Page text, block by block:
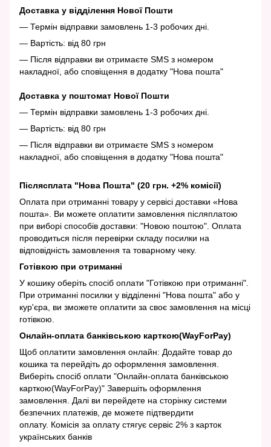
Доставка у відділення Нової Пошти
— Термін відправки замовлень 1-3 робочих дні.
— Вартість: від 80 грн
— Після відправки ви отримаєте SMS з номером
накладної, або сповіщення в додатку "Нова пошта"
Доставка у поштомат Нової Пошти
— Термін відправки замовлень 1-3 робочих дні.
— Вартість: від 80 грн
— Після відправки ви отримаєте SMS з номером
накладної, або сповіщення в додатку "Нова пошта"
Післясплата "Нова Пошта" (20 грн. +2% комісії)
Оплата при отриманні товару у сервісі доставки «Нова
пошта». Ви можете оплатити замовлення післяплатою
при виборі способів доставки: "Новою поштою". Оплата
проводиться після перевірки складу посилки на
відповідність замовлення та товарному чеку.
Готівкою при отриманні
У кошику оберіть спосіб оплати "Готівкою при отриманні".
При отриманні посилки у відділенні "Нова пошта" або у
кур'єра, ви зможете оплатити за своє замовлення на місці
готівкою.
Онлайн-оплата банківською карткою(WayForPay)
Щоб оплатити замовлення онлайн: Додайте товар до
кошика та перейдіть до оформлення замовлення.
Виберіть спосіб оплати "Онлайн-оплата банківською
карткою(WayForPay)" Завершіть оформлення
замовлення. Далі ви перейдете на сторінку системи
безпечних платежів, де можете підтвердити
оплату. Комісія за оплату стягує сервіс 2% з карток
українських банків